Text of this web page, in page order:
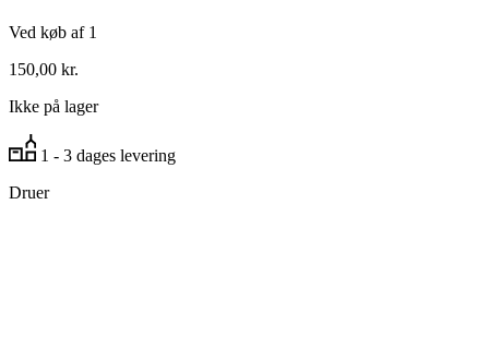
Ved køb af 1
150,00 kr.
Ikke på lager
1 - 3 dages levering
Druer